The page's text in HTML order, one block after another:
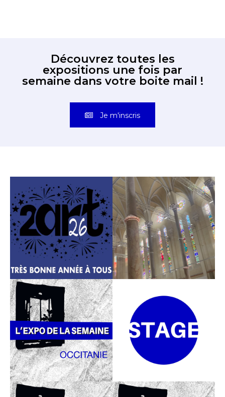
Découvrez toutes les
expositions une fois par
semaine dans votre boite mail !
Je m'inscris